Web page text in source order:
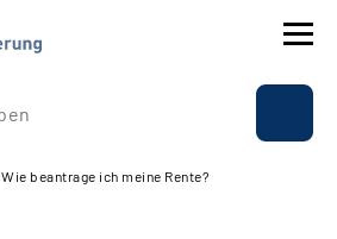
Wie beantrage ich meine Rente?